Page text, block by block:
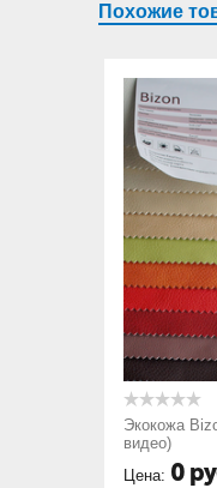
Похожие
Экокожа
видео)
Цена: 0